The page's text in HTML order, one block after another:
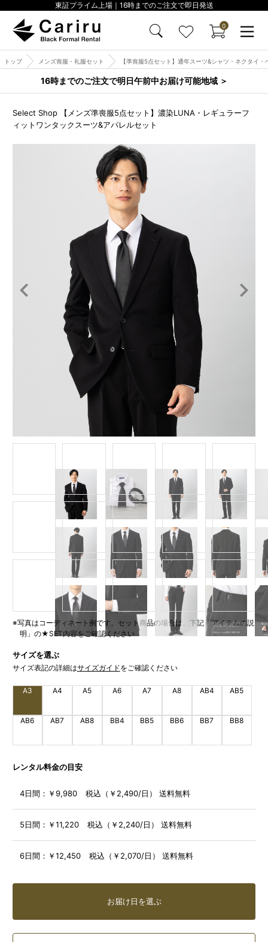
東証プライム上場｜16時までのご注文で即日発送
0
トップ メンズ喪服・礼服セット 【準喪服5点セット】通年スーツ&シャツ・ネクタイ・
16時までのご注文で明日午前中お届け可能地域 ＞
Select Shop 【メンズ準喪服5点セット】濃染LUNA・レギュラーフ
ィットワンタックスーツ&アパレルセット
Item
※写真はコーディネート例です。セット商品の場合は、下記「アイテムの説
明」の★SET内容をご確認ください
サイズを選ぶ
サイズ表記の詳細はサイズガイドをご確認ください
A3 A4 A5 A6 A7 A8 AB4 AB5
AB6 AB7 AB8 BB4 BB5 BB6 BB7 BB8
レンタル料金の目安
4日間： ￥9,980 税込（￥2,490/日） 送料無料
5日間： ￥11,220 税込（￥2,240/日） 送料無料
6日間： ￥12,450 税込（￥2,070/日） 送料無料
お届け日を選ぶ